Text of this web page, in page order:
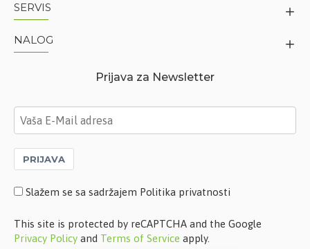
SERVIS
NALOG
Prijava za Newsletter
PRIJAVA
Slažem se sa sadržajem Politika privatnosti
This site is protected by reCAPTCHA and the Google
Privacy Policy and Terms of Service apply.